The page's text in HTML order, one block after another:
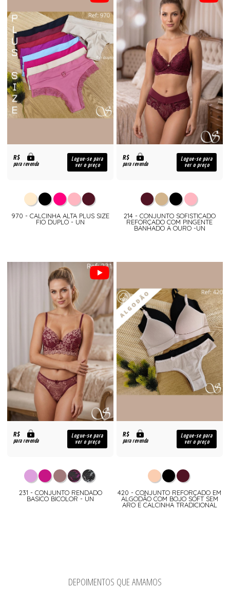
R$
para revenda
Logue-se para
ver o preço
970 - CALCINHA ALTA PLUS SIZE
FIO DUPLO - UN
R$
para revenda
Logue-se para
ver o preço
214 - CONJUNTO SOFISTICADO
REFORÇADO COM PINGENTE
BANHADO A OURO -UN
R$
para revenda
Logue-se para
ver o preço
231 - CONJUNTO RENDADO
BASICO BICOLOR - UN
R$
para revenda
Logue-se para
ver o preço
420 - CONJUNTO REFORÇADO EM
ALGODÃO COM BOJO SOFT SEM
ARO E CALCINHA TRADICIONAL
DEPOIMENTOS QUE AMAMOS